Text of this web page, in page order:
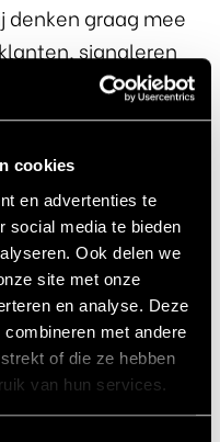
cookies
en advertenties te
social media te bieden
Ook delen we
site met onze
en analyse. Deze
met andere
of die ze hebben
van hun services.
denken graag mee
signaleren
aan initiatieven die
Dit
is voor het
waarde
de kracht van
en Hydraulic
gebaseerd
gedeelde visie.